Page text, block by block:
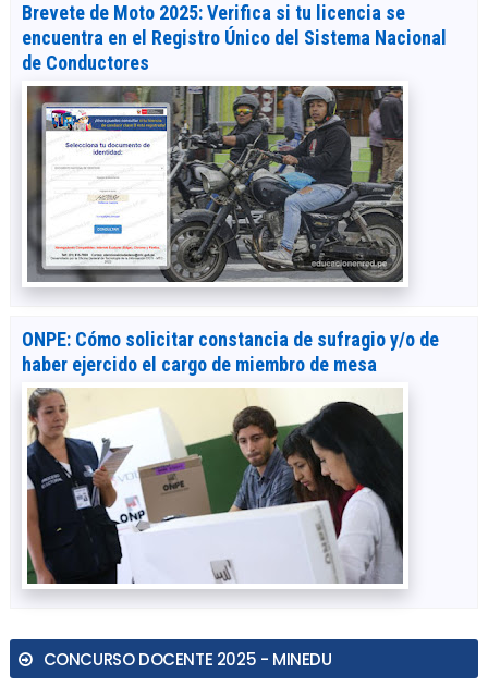
Brevete de Moto 2025: Verifica si tu licencia se
encuentra en el Registro Único del Sistema Nacional
de Conductores
ONPE: Cómo solicitar constancia de sufragio y/o de
haber ejercido el cargo de miembro de mesa
CONCURSO DOCENTE 2025 - MINEDU